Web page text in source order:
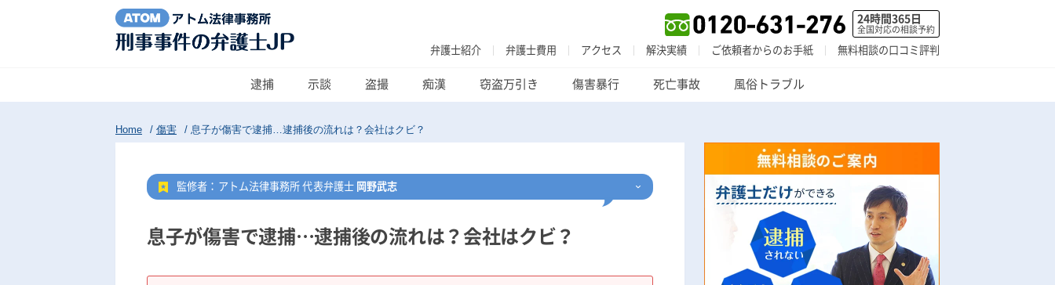
24時間365日
全国対応の相談予約
弁護士紹介 弁護士費用 アクセス 解決実績 ご依頼者からのお手紙 無料相談の口コミ評判
刑事事件でお困りの方
刑事事件の無料相談
逮捕 示談 盗撮 痴漢 窃盗万引き 傷害暴行 死亡事故 風俗トラブル
Home / 傷害 / 息子が傷害で逮捕…逮捕後の流れは？会社はクビ？
監修者：アトム法律事務所 代表弁護士 岡野武志
息子が傷害で逮捕…逮捕後の流れは？会社はクビ？